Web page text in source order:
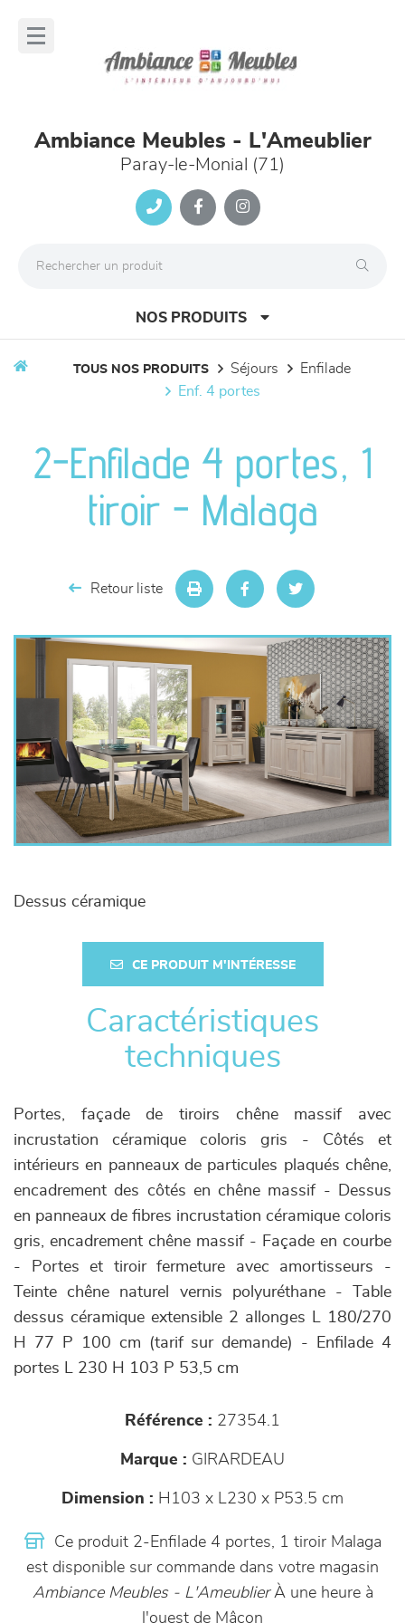
Ambiance Meubles - L'Ameublier
Paray-le-Monial (71)
NOS PRODUITS
séjours
meubles de complément
décoration
TOUS NOS PRODUITS séjours
enfilade
enf. 4 portes
2-Enfilade 4 portes, 1
tiroir - Malaga
Retour liste
Dessus céramique
CE PRODUIT M'INTÉRESSE
Caractéristiques
techniques
Portes, façade de tiroirs chêne massif avec
incrustation céramique coloris gris - Côtés et
intérieurs en panneaux de particules plaqués chêne,
encadrement des côtés en chêne massif - Dessus
en panneaux de fibres incrustation céramique coloris
gris, encadrement chêne massif - Façade en courbe
- Portes et tiroir fermeture avec amortisseurs -
Teinte chêne naturel vernis polyuréthane - Table
dessus céramique extensible 2 allonges L 180/270
H 77 P 100 cm (tarif sur demande) - Enfilade 4
portes L 230 H 103 P 53,5 cm
Référence : 27354.1
Marque : GIRARDEAU
Dimension : H103 x L230 x P53.5 cm
Ce produit 2-Enfilade 4 portes, 1 tiroir Malaga
est disponible sur commande dans votre magasin
Ambiance Meubles - L'AmeublierÀ une heure à
l'ouest de Mâcon